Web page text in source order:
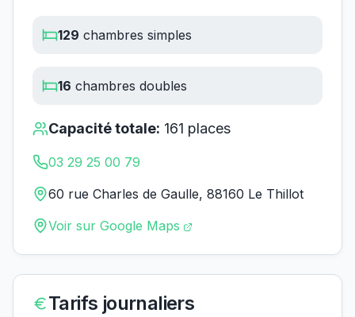
129 chambres simples
16 chambres doubles
Capacité totale: 161 places
03 29 25 00 79
60 rue Charles de Gaulle, 88160 Le Thillot
Voir sur Google Maps
Tarifs journaliers